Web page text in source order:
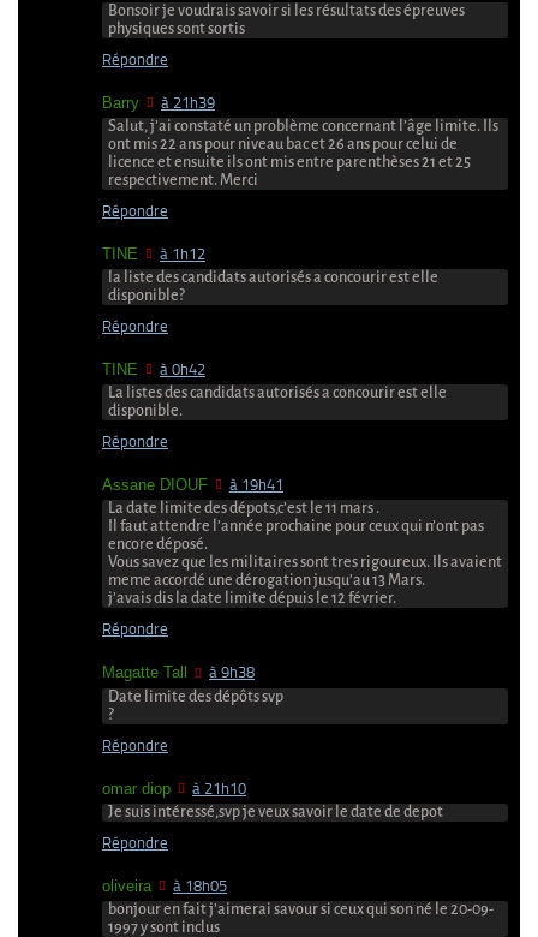
Bonsoir je voudrais savoir si les résultats des épreuves
physiques sont sortis
Répondre
Barry à 21h39
Salut, j’ai constaté un problème concernant l’âge limite. Ils
ont mis 22 ans pour niveau bac et 26 ans pour celui de
licence et ensuite ils ont mis entre parenthèses 21 et 25
respectivement. Merci
Répondre
TINE à 1h12
la liste des candidats autorisés a concourir est elle
disponible?
Répondre
TINE à 0h42
La listes des candidats autorisés a concourir est elle
disponible.
Répondre
Assane DIOUF à 19h41
La date limite des dépots,c’est le 11 mars .
Il faut attendre l’année prochaine pour ceux qui n’ont pas
encore déposé.
Vous savez que les militaires sont tres rigoureux. Ils avaient
meme accordé une dérogation jusqu’au 13 Mars.
j’avais dis la date limite dépuis le 12 février.
Répondre
Magatte Tall à 9h38
Date limite des dépôts svp
?
Répondre
omar diop à 21h10
Je suis intéressé,svp je veux savoir le date de depot
Répondre
oliveira à 18h05
bonjour en fait j’aimerai savour si ceux qui son né le 20-09-
1997 y sont inclus